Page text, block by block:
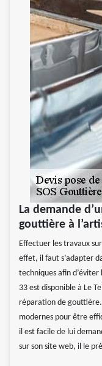
La demande
gouttière à
Effectuer les travaux
effet, il faut s’adapter
techniques afin d’éviter
33 est disponible à Le
réparation de
modernes pour être
il est facile de lui
sur son site web, il le